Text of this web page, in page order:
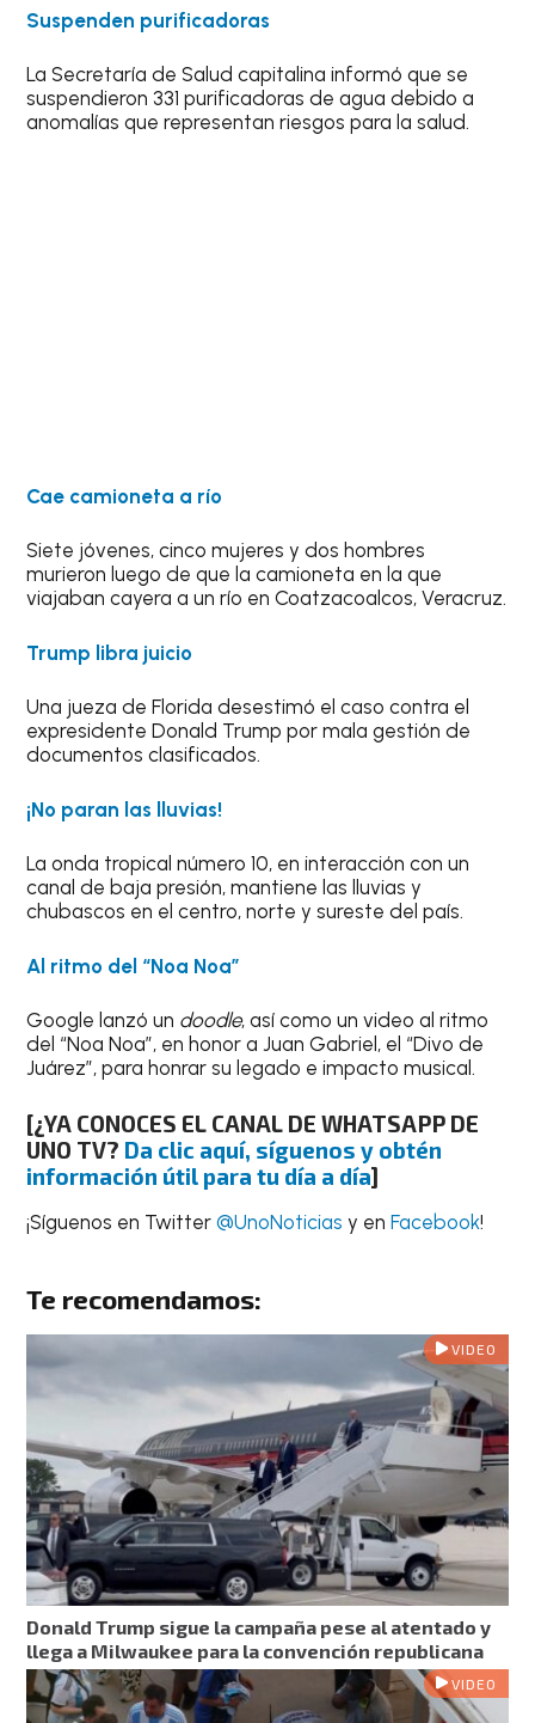
Suspenden purificadoras
La Secretaría de Salud capitalina informó que se
suspendieron 331 purificadoras de agua debido a
anomalías que representan riesgos para la salud.
Cae camioneta a río
Siete jóvenes, cinco mujeres y dos hombres
murieron luego de que la camioneta en la que
viajaban cayera a un río en Coatzacoalcos, Veracruz.
Trump libra juicio
Una jueza de Florida desestimó el caso contra el
expresidente Donald Trump por mala gestión de
documentos clasificados.
¡No paran las lluvias!
La onda tropical número 10, en interacción con un
canal de baja presión, mantiene las lluvias y
chubascos en el centro, norte y sureste del país.
Al ritmo del “Noa Noa”
Google lanzó un doodle, así como un video al ritmo
del “Noa Noa”, en honor a Juan Gabriel, el “Divo de
Juárez”, para honrar su legado e impacto musical.
[¿YA CONOCES EL CANAL DE WHATSAPP DE
UNO TV? Da clic aquí, síguenos y obtén
información útil para tu día a día]
¡Síguenos en Twitter@UnoNoticias y enFacebook!
Te recomendamos:
VIDEO
Donald Trump sigue la campaña pese al atentado y
llega a Milwaukee para la convención republicana
VIDEO